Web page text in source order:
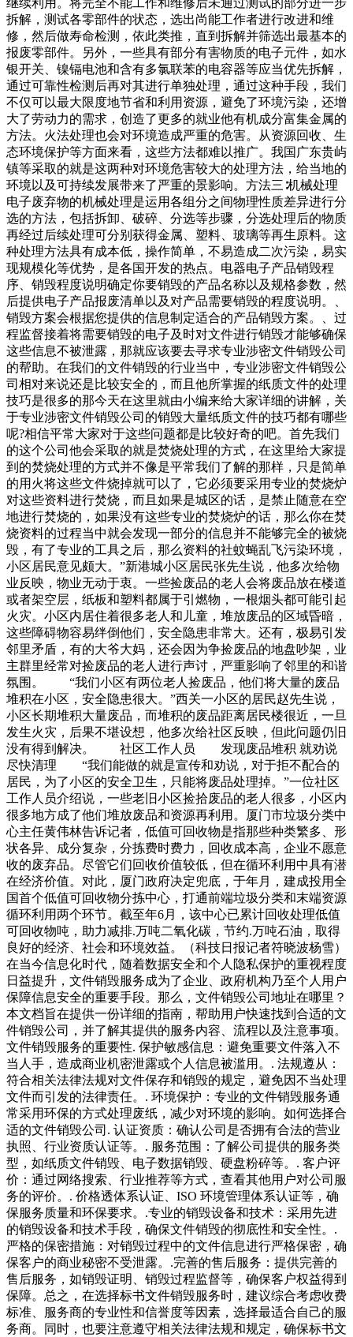
继续利用。将完全不能工作和维修后未通过测试的部分进一步
拆解，测试各零部件的状态，选出尚能工作者进行改进和维
修，然后做寿命检测，依此类推，直到拆解并筛选出最基本的
报废零部件。另外，一些具有部分有害物质的电子元件，如水
银开关、镍镉电池和含有多氯联苯的电容器等应当优先拆解，
通过可靠性检测后再对其进行单独处理，通过这种手段，我们
不仅可以最大限度地节省和利用资源，避免了环境污染，还增
大了劳动力的需求，创造了更多的就业他有机成分富集金属的
方法。火法处理也会对环境造成严重的危害。从资源回收、生
态环境保护等方面来看，这些方法都难以推广。我国广东贵屿
镇等采取的就是这两种对环境危害较大的处理方法，给当地的
环境以及可持续发展带来了严重的景影响。方法三∶机械处理
电子废弃物的机械处理是运用各组分之间物理性质差异进行分
选的方法，包括拆卸、破碎、分选等步骤，分选处理后的物质
再经过后续处理可分别获得金属、塑料、玻璃等再生原料。这
种处理方法具有成本低，操作简单，不易造成二次污染，易实
现规模化等优势，是各国开发的热点。电器电子产品销毁程
序、销毁程度说明确定你要销毁的产品名称以及规格参数，然
后提供电子产品报废清单以及对产品需要销毁的程度说明。、
销毁方案会根据您提供的信息制定适合的产品销毁方案。、过
程监督接着将需要销毁的电子及时对文件进行销毁才能够确保
这些信息不被泄露，那就应该要去寻求专业涉密文件销毁公司
的帮助。在我们的文件销毁的行业当中，专业涉密文件销毁公
司相对来说还是比较安全的，而且他所掌握的纸质文件的处理
技巧是很多的那今天在这里就由小编来给大家详细的讲解，关
于专业涉密文件销毁公司的销毁大量纸质文件的技巧都有哪些
呢?相信平常大家对于这些问题都是比较好奇的吧。首先我们
的这个公司他会采取的就是焚烧处理的方式，在这里给大家提
到的焚烧处理的方式并不像是平常我们了解的那样，只是简单
的用火将这些文件烧掉就可以了，它必须要采用专业的焚烧炉
对这些资料进行焚烧，而且如果是城区的话，是禁止随意在空
地进行焚烧的，如果没有这些专业的焚烧炉的话，那么你在焚
烧资料的过程当中就会发现一部分的信息并不能够完全的被烧
毁，有了专业的工具之后，那么资料的社蚊蝇乱飞污染环境，
小区居民意见颇大。”新港城小区居民张先生说，他多次给物
业反映，物业无动于衷。一些捡废品的老人会将废品放在楼道
或者架空层，纸板和塑料都属于引燃物，一根烟头都可能引起
火灾。小区内居住着很多老人和儿童，堆放废品的区域昏暗，
这些障碍物容易绊倒他们，安全隐患非常大。还有，极易引发
邻里矛盾，有的大爷大妈，还会因为争捡废品的地盘吵架，业
主群里经常对捡废品的老人进行声讨，严重影响了邻里的和谐
氛围。 “我们小区有两位老人捡废品，他们将大量的废品
堆积在小区，安全隐患很大。”西关一小区的居民赵先生说，
小区长期堆积大量废品，而堆积的废品距离居民楼很近，一旦
发生火灾，后果不堪设想，他多次给社区反映，但此问题仍旧
没有得到解决。 社区工作人员 发现废品堆积 就劝说
尽快清理 “我们能做的就是宣传和劝说，对于拒不配合的
居民，为了小区的安全卫生，只能将废品处理掉。”一位社区
工作人员介绍说，一些老旧小区捡拾废品的老人很多，小区内
很多地方成了他们堆放废品和资源再利用。厦门市垃圾分类中
心主任黄伟林告诉记者，低值可回收物是指那些种类繁多、形
状各异、成分复杂，分拣费时费力，回收成本高，企业不愿意
收的废弃品。尽管它们回收价值较低，但在循环利用中具有潜
在经济价值。对此，厦门政府决定兜底，于年月，建成投用全
国首个低值可回收物分拣中心，打通前端垃圾分类和末端资源
循环利用两个环节。截至年6月，该中心已累计回收处理低值
可回收物吨，助力减排.万吨二氧化碳，节约.万吨石油，取得
良好的经济、社会和环境效益。（科技日报记者符晓波杨雪）
在当今信息化时代，随着数据安全和个人隐私保护的重视程度
日益提升，文件销毁服务成为了企业、政府机构乃至个人用户
保障信息安全的重要手段。那么，文件销毁公司地址在哪里？
本文档旨在提供一份详细的指南，帮助用户快速找到合适的文
件销毁公司，并了解其提供的服务内容、流程以及注意事项。
文件销毁服务的重要性. 保护敏感信息：避免重要文件落入不
当人手，造成商业机密泄露或个人信息被滥用。. 法规遵从：
符合相关法律法规对文件保存和销毁的规定，避免因不当处理
文件而引发的法律责任。. 环境保护：专业的文件销毁服务通
常采用环保的方式处理废纸，减少对环境的影响。如何选择合
适的文件销毁公司. 认证资质：确认公司是否拥有合法的营业
执照、行业资质认证等。. 服务范围：了解公司提供的服务类
型，如纸质文件销毁、电子数据销毁、硬盘粉碎等。. 客户评
价：通过网络搜索、行业推荐等方式，查看其他用户对公司服
务的评价。. 价格透体系认证、ISO 环境管理体系认证等，确
保服务质量和环保要求。.专业的销毁设备和技术：采用先进
的销毁设备和技术手段，确保文件销毁的彻底性和安全性。.
严格的保密措施：对销毁过程中的文件信息进行严格保密，确
保客户的商业秘密不受泄露。.完善的售后服务：提供完善的
售后服务，如销毁证明、销毁过程监督等，确保客户权益得到
保障。总之，在选择标书文件销毁服务时，建议综合考虑收费
标准、服务商的专业性和信誉度等因素，选择最适合自己的服
务商。同时，也要注意遵守相关法律法规和规定，确保标书文